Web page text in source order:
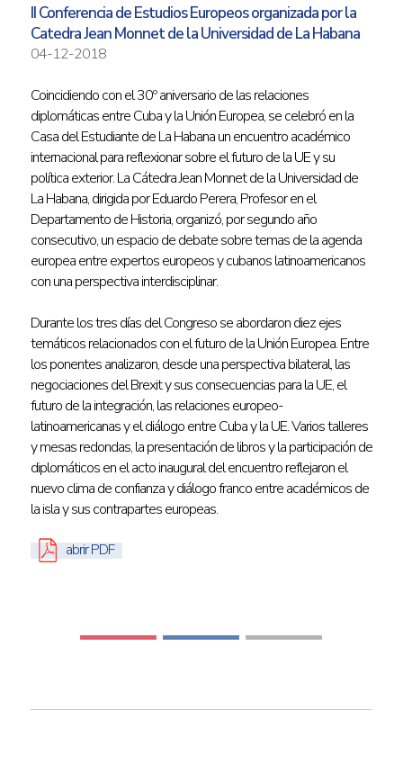
II Conferencia de Estudios Europeos organizada por la
Catedra Jean Monnet de la Universidad de La Habana
04-12-2018
Coincidiendo con el 30º aniversario de las relaciones
diplomáticas entre Cuba y la Unión Europea, se celebró en la
Casa del Estudiante de La Habana un encuentro académico
internacional para reflexionar sobre el futuro de la UE y su
política exterior. La Cátedra Jean Monnet de la Universidad de
La Habana, dirigida por Eduardo Perera, Profesor en el
Departamento de Historia, organizó, por segundo año
consecutivo, un espacio de debate sobre temas de la agenda
europea entre expertos europeos y cubanos latinoamericanos
con una perspectiva interdisciplinar.
Durante los tres días del Congreso se abordaron diez ejes
temáticos relacionados con el futuro de la Unión Europea. Entre
los ponentes analizaron, desde una perspectiva bilateral, las
negociaciones del Brexit y sus consecuencias para la UE, el
futuro de la integración, las relaciones europeo-
latinoamericanas y el diálogo entre Cuba y la UE. Varios talleres
y mesas redondas, la presentación de libros y la participación de
diplomáticos en el acto inaugural del encuentro reflejaron el
nuevo clima de confianza y diálogo franco entre académicos de
la isla y sus contrapartes europeas.
abrir PDF